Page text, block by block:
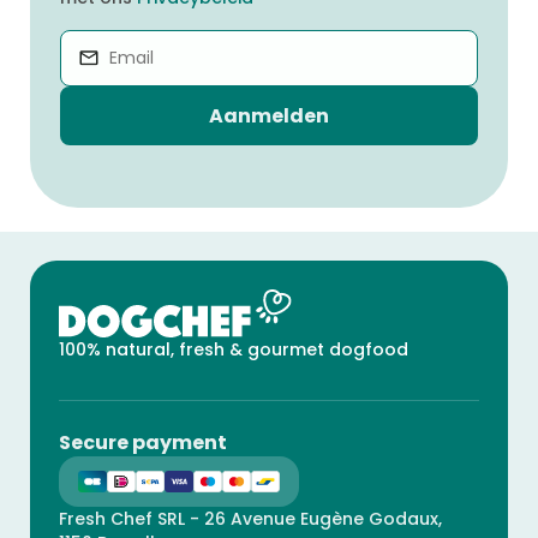
Aanmelden
100% natural, fresh & gourmet dogfood
Secure payment
Fresh Chef SRL - 26 Avenue Eugène Godaux,